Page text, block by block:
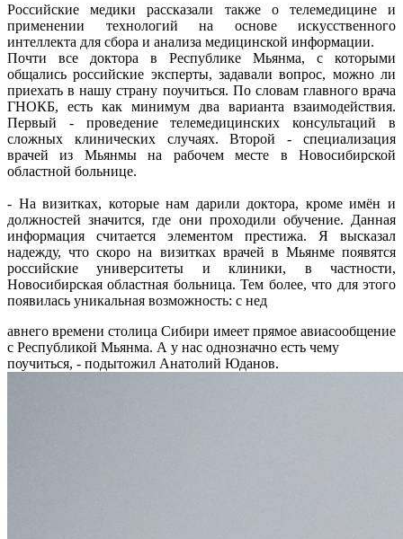
Российские медики рассказали также о телемедицине и
применении технологий на основе искусственного
интеллекта для сбора и анализа медицинской информации.
Почти все доктора в Республике Мьянма, с которыми
общались российские эксперты, задавали вопрос, можно ли
приехать в нашу страну поучиться. По словам главного врача
ГНОКБ, есть как минимум два варианта взаимодействия.
Первый - проведение телемедицинских консультаций в
сложных клинических случаях. Второй - специализация
врачей из Мьянмы на рабочем месте в Новосибирской
областной больнице.
- На визитках, которые нам дарили доктора, кроме имён и
должностей значится, где они проходили обучение. Данная
информация считается элементом престижа. Я высказал
надежду, что скоро на визитках врачей в Мьянме появятся
российские университеты и клиники, в частности,
Новосибирская областная больница. Тем более, что для этого
появилась уникальная возможность: с нед
авнего времени столица Сибири имеет прямое авиасообщение
с Республикой Мьянма. А у нас однозначно есть чему
поучиться, - подытожил Анатолий Юданов.